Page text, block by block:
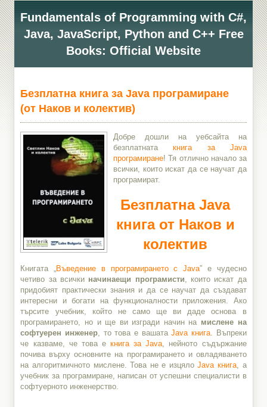
Fundamentals of Programming with C#,
Java, JavaScript, Python and C++ Free
Books: Official Website
Безплатна книга за Java програмиране
(от Наков и колектив)
Добре дошли на уебсайта на
безплатнатакнига за Java
програмиране! Тя отлично начало за
всички, които искат да се научат да
програмират.
Безплатна Java
книга от Наков и
колектив
Книгата „ Въведение в програмирането с Java” е чудесно
четиво за всички начинаещи програмисти , които искат да
придобият практически знания и да се научат да създават
интересни и богати на функционалности приложения. Ако
търсите учебник, който не само ще ви даде основа в
програмирането, но и ще ви изгради начин на мислене на
софтуерен инженер , то това е вашатаJava книга. Въпреки
че казваме, че това екнига за Java , нейното съдържание
почива върху основните на програмирането и овладяването
на алгоритмичното мислене. Това не е изцялоJava книга , a
учебник за програмиране, написан от успешни специалисти в
софтуерното инженерство.